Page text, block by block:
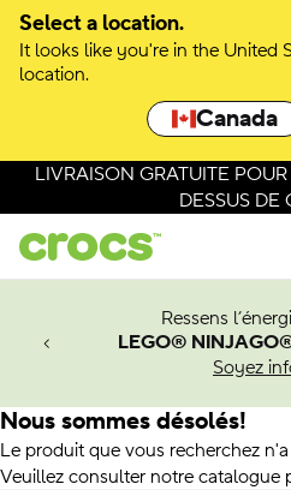
Select a location.
It looks like you're in the United
location.
Canada
LIVRAISON GRATUITE
DESSUS DE
Ressens
LEGO®
Soyez
Man.
Nous sommes désolés!
Le produit que vous recherchez
Veuillez consulter notre catalogue